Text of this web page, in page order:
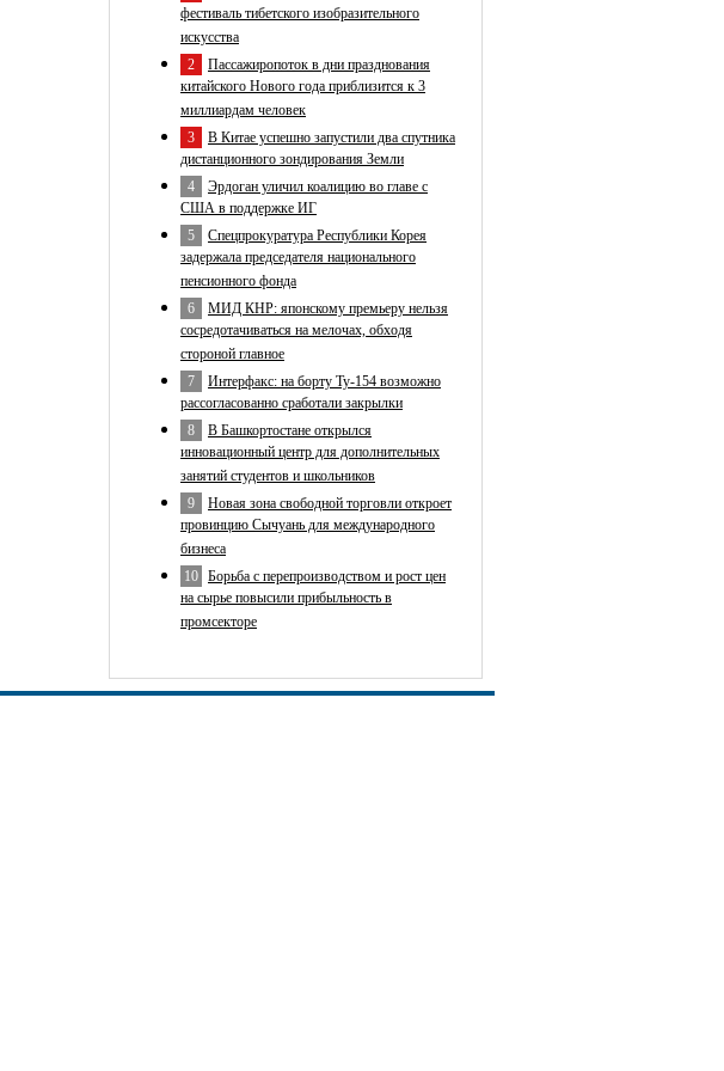
фестиваль тибетского изобразительного
искусства
2 Пассажиропоток в дни празднования
китайского Нового года приблизится к 3
миллиардам человек
3 В Китае успешно запустили два спутника
дистанционного зондирования Земли
4 Эрдоган уличил коалицию во главе с
США в поддержке ИГ
5 Спецпрокуратура Республики Корея
задержала председателя национального
пенсионного фонда
6 МИД КНР: японскому премьеру нельзя
сосредотачиваться на мелочах, обходя
стороной главное
7 Интерфакс: на борту Ту-154 возможно
рассогласованно сработали закрылки
8 В Башкортостане открылся
инновационный центр для дополнительных
занятий студентов и школьников
9 Новая зона свободной торговли откроет
провинцию Сычуань для международного
бизнеса
10 Борьба с перепроизводством и рост цен
на сырье повысили прибыльность в
промсекторе